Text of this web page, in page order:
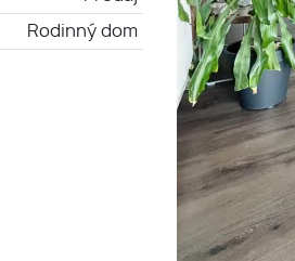
Rodinný dom